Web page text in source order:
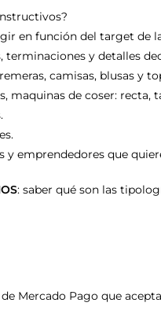
en función del target de
terminaciones y detalles
camisas, blusas y
maquinas de coser:
y emprendedores que
: saber qué son las
Mercado Pago que